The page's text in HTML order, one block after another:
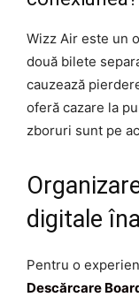
Wizz Air este un
două bilete
cauzează
oferă cazare la
zboruri sunt pe
digitale
Pentru o
Descărcare